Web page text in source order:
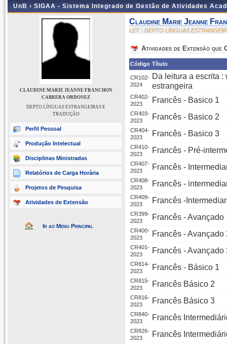
UnB › SIGAA - Sistema Integrado de Gestão de Atividades
CLAUDINE MARIE JEANNE FRANCHON
CABRERA ORDONEZ
DEPTO LÍNGUAS ESTRANGEIRAS E
TRADUÇÃO
Perfil Pessoal
Produção Intelectual
Disciplinas Ministradas
Relatórios de Carga Horária
Projetos de Pesquisa
Atividades de Extensão
Ir ao Menu Principal
Claudine Marie Jeanne
LET - DEPTO LÍNGUAS
Atividades de Extensão que
Código Título
CR102-
2024
Da leitura a escrita
estrangeira
CR402-
2023
Francês - Basico 1
CR403-
2023
Francês - Basico 2
CR404-
2023
Francês - Basico 3
CR410-
2023
Francês - Pré-
CR407-
2023
Francês -
CR408-
2023
Francês -
CR409-
2023
Francês -
CR399-
2023
Francês - Avançado
CR400-
2023
Francês - Avançado
CR401-
2023
Francês - Avançado
CR814-
2023
Francês - Básico 1
CR815-
2023
Francês Básico 2
CR816-
2023
Francês Básico 3
CR840-
2023
Francês
CR826-
2023
Francês